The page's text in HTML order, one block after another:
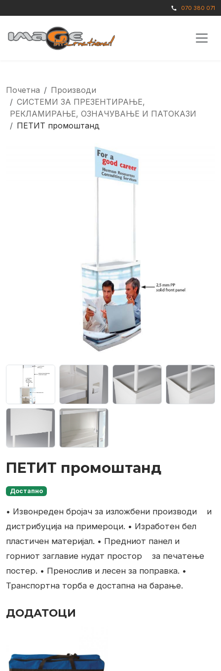
call 070 380 071
Почетна
Производи
СИСТЕМИ ЗА ПРЕЗЕНТИРАЊЕ,
РЕКЛАМИРАЊЕ, ОЗНАЧУВАЊЕ И ПАТОКАЗИ
ПЕТИТ промоштанд
ПЕТИТ промоштанд
Достапно
• Извонреден бројач за изложбени производи
и
дистрибуција на примероци. • Изработен бел
пластичен материјал. • Предниот панел и
горниот заглавие нудат простор
за печатење
постер. • Пренослив и лесен за поправка. •
Транспортна торба е достапна на барање.
ДОДАТОЦИ